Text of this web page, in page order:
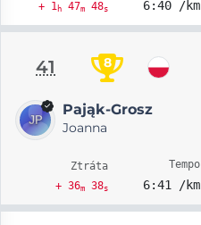
+ 1h47m48s 6:40 /km
41 8
Pająk-Grosz
Joanna
Ztráta
+ 36m38s
Tempo
6:41 /km